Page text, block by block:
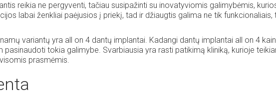
reikia ne pergyventi, tačiau susipažinti su inovatyviomis galimybėmis,
labai ženkliai paėjusios į priekį, tad ir džiaugtis galima ne tik funkcionaliais,
variantų yra all on 4 dantų implantai. Kadangi dantų implantai all on 4
pasinaudoti tokia galimybe. Svarbiausia yra rasti patikimą kliniką, kurioje
prasmėmis.